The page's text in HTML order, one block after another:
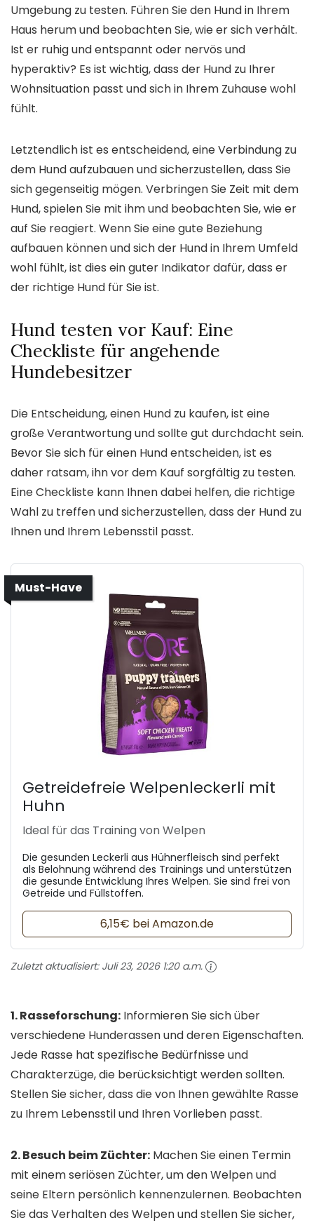
Umgebung zu testen. Führen Sie den Hund in Ihrem
Haus herum und beobachten Sie, wie er sich verhält.
Ist er ruhig und entspannt oder nervös und
hyperaktiv? Es ist wichtig, dass der Hund zu Ihrer
Wohnsituation passt und sich in Ihrem Zuhause wohl
fühlt.
Letztendlich ist es entscheidend, eine Verbindung zu
dem Hund aufzubauen und sicherzustellen, dass Sie
sich gegenseitig mögen. Verbringen Sie Zeit mit dem
Hund, spielen Sie mit ihm und beobachten Sie, wie er
auf Sie reagiert. Wenn Sie eine gute Beziehung
aufbauen können und sich der Hund in Ihrem Umfeld
wohl fühlt, ist dies ein guter Indikator dafür, dass er
der richtige Hund für Sie ist.
Hund testen vor Kauf: Eine
Checkliste für angehende
Hundebesitzer
Die Entscheidung, einen Hund zu kaufen, ist eine
große Verantwortung und sollte gut durchdacht sein.
Bevor Sie sich für einen Hund entscheiden, ist es
daher ratsam, ihn vor dem Kauf sorgfältig zu testen.
Eine Checkliste kann Ihnen dabei helfen, die richtige
Wahl zu treffen und sicherzustellen, dass der Hund zu
Ihnen und Ihrem Lebensstil passt.
Must-Have
Getreidefreie Welpenleckerli mit
Huhn
Ideal für das Training von Welpen
Die gesunden Leckerli aus Hühnerfleisch sind perfekt
als Belohnung während des Trainings und unterstützen
die gesunde Entwicklung Ihres Welpen. Sie sind frei von
Getreide und Füllstoffen.
6,15€ bei Amazon.de
Zuletzt aktualisiert: Juli 23, 2026 1:20 a.m.
1. Rasseforschung: Informieren Sie sich über
verschiedene Hunderassen und deren Eigenschaften.
Jede Rasse hat spezifische Bedürfnisse und
Charakterzüge, die berücksichtigt werden sollten.
Stellen Sie sicher, dass die von Ihnen gewählte Rasse
zu Ihrem Lebensstil und Ihren Vorlieben passt.
2. Besuch beim Züchter: Machen Sie einen Termin
mit einem seriösen Züchter, um den Welpen und
seine Eltern persönlich kennenzulernen. Beobachten
Sie das Verhalten des Welpen und stellen Sie sicher,